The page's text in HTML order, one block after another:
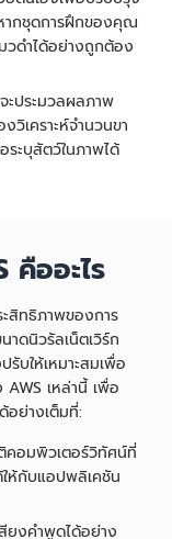
ากชุดการฝึกของคุณ
วดำได้อย่างถูกต้อง
ะประมวลผลภาพ
วิเคราะห์จำนวนขา
ระบุสัตว์ในภาพได้
คืออะไร
ะสิทธิภาพของการ
ดนิวรัลเน็ตเวิร์ก
บให้เหมาะสมเพื่อ
เหล่านี้ เพื่อ
อย่างเต็มที่:
อมพิวเตอร์วิทัศน์ที่
ห้กับแอปพลิเคชัน
ยงคำพูดได้อย่าง